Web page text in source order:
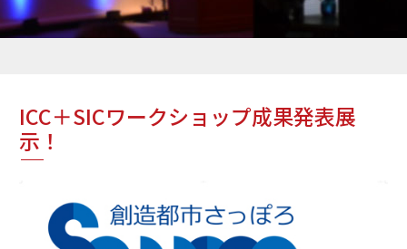
ICC＋SICワークショップ成果発表展
示！